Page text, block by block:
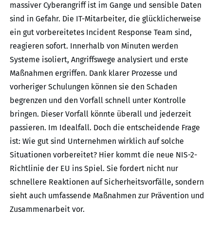
massiver Cyberangriff ist im Gange und sensible Daten
sind in Gefahr. Die IT-Mitarbeiter, die glücklicherweise
ein gut vorbereitetes Incident Response Team sind,
reagieren sofort. Innerhalb von Minuten werden
Systeme isoliert, Angriffswege analysiert und erste
Maßnahmen ergriffen. Dank klarer Prozesse und
vorheriger Schulungen können sie den Schaden
begrenzen und den Vorfall schnell unter Kontrolle
bringen. Dieser Vorfall könnte überall und jederzeit
passieren. Im Idealfall. Doch die entscheidende Frage
ist: Wie gut sind Unternehmen wirklich auf solche
Situationen vorbereitet? Hier kommt die neue NIS-2-
Richtlinie der EU ins Spiel. Sie fordert nicht nur
schnellere Reaktionen auf Sicherheitsvorfälle, sondern
sieht auch umfassende Maßnahmen zur Prävention und
Zusammenarbeit vor.